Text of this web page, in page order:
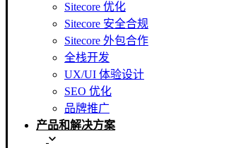
Sitecore 优化
Sitecore 安全合规
Sitecore 外包合作
全栈开发
UX/UI 体验设计
SEO 优化
品牌推广
产品和解决方案